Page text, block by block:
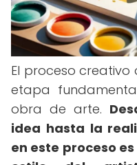
El proceso creativo
etapa
obra de arte.
idea hasta la
en este proceso